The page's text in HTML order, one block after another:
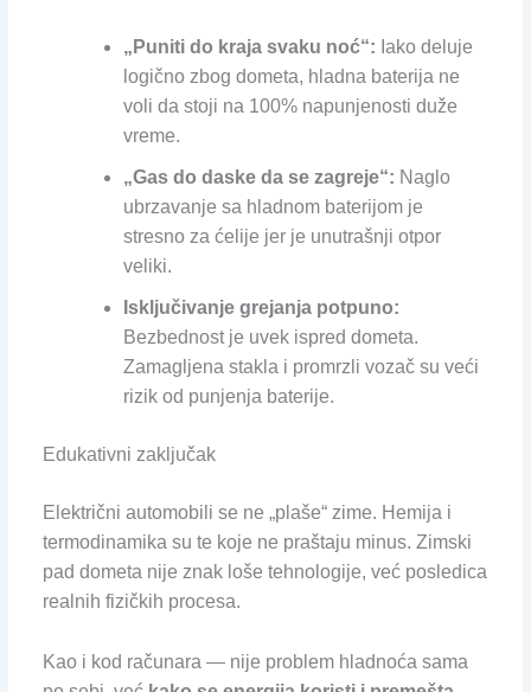
„Puniti do kraja svaku noć“: Iako deluje
logično zbog dometa, hladna baterija ne
voli da stoji na 100% napunjenosti duže
vreme.
„Gas do daske da se zagreje“: Naglo
ubrzavanje sa hladnom baterijom je
stresno za ćelije jer je unutrašnji otpor
veliki.
Isključivanje grejanja potpuno:
Bezbednost je uvek ispred dometa.
Zamagljena stakla i promrzli vozač su veći
rizik od punjenja baterije.
Edukativni zaključak
Električni automobili se ne „plaše“ zime. Hemija i
termodinamika su te koje ne praštaju minus. Zimski
pad dometa nije znak loše tehnologije, već posledica
realnih fizičkih procesa.
Kao i kod računara — nije problem hladnoća sama